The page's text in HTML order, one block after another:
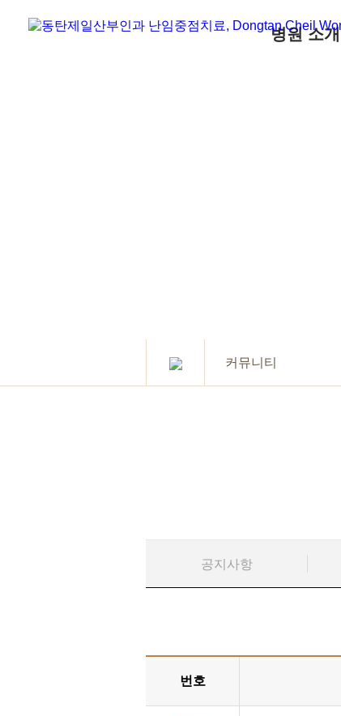
병원 소개
커뮤니티
공지사항
번호